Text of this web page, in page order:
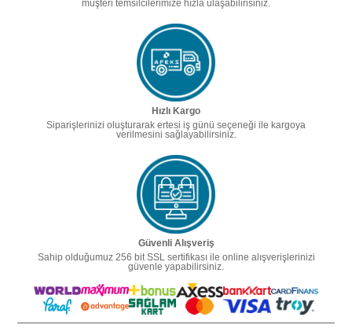
müşteri temsilcilerimize hızla ulaşabilirisiniz.
Hızlı Kargo
Siparişlerinizi oluşturarak ertesi iş günü seçeneği ile kargoya
verilmesini sağlayabilirsiniz.
Güvenli Alışveriş
Sahip olduğumuz 256 bit SSL sertifikası ile online alışverişlerinizi
güvenle yapabilirsiniz.